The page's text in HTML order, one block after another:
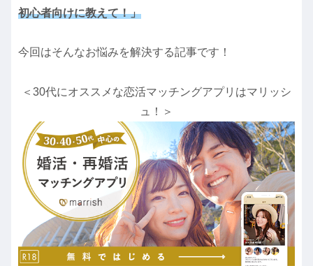
初心者向けに教えて！」
今回はそんなお悩みを解決する記事です！
＜30代にオススメな恋活マッチングアプリはマリッシ
ュ！＞